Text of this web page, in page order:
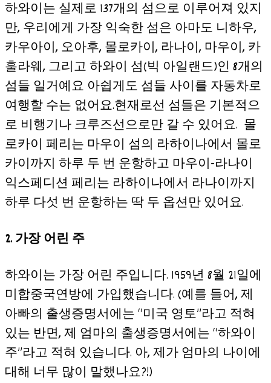
하와이는 실제로 137개의 섬으로 이루어져 있지
만, 우리에게 가장 익숙한 섬은 아마도 니하우,
카우아이, 오아후, 몰로카이, 라나이, 마우이, 카
훌라웨, 그리고 하와이 섬(빅 아일랜드)인 8개의
섬들 일거예요 아쉽게도 섬들 사이를 자동차로
여행할 수는 없어요.현재로선 섬들은 기본적으
로 비행기나 크루즈선으로만 갈 수 있어요. 몰
로카이 페리는 마우이 섬의 라하이나에서 몰로
카이까지 하루 두 번 운항하고 마우이-라나이
익스페디션 페리는 라하이나에서 라나이까지
하루 다섯 번 운항하는 딱 두 옵션만 있어요.
2. 가장 어린 주
하와이는 가장 어린 주입니다. 1959년 8월 21일에
미합중국연방에 가입했습니다. (예를 들어, 제
아빠의 출생증명서에는 “미국 영토”라고 적혀
있는 반면, 제 엄마의 출생증명서에는 “하와이
주”라고 적혀 있습니다. 아, 제가 엄마의 나이에
대해 너무 많이 말했나요?!)